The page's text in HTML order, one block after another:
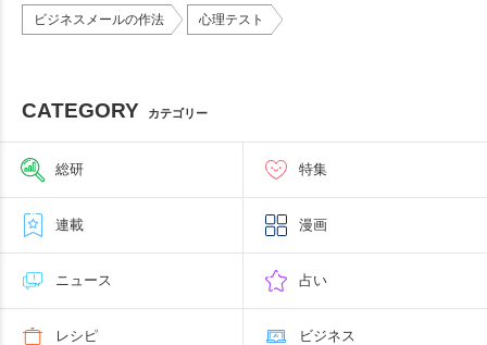
ビジネスメールの作法 心理テスト
CATEGORY カテゴリー
総研 特集
連載 漫画
ニュース 占い
レシピ ビジネス